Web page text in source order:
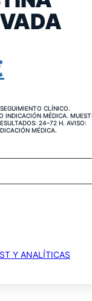
9,90 €.
CLÍNICO.
INDICACIÓN MÉDICA.
24–72 H. AVISO:
MÉDICA.
Y ANALÍTICAS